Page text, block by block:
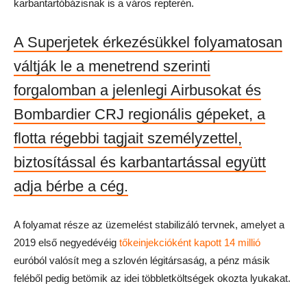
karbantartóbázisnak is a város repterén.
A Superjetek érkezésükkel folyamatosan
váltják le a menetrend szerinti
forgalomban a jelenlegi Airbusokat és
Bombardier CRJ regionális gépeket, a
flotta régebbi tagjait személyzettel,
biztosítással és karbantartással együtt
adja bérbe a cég.
A folyamat része az üzemelést stabilizáló tervnek, amelyet a
2019 első negyedévéig tőkeinjekcióként kapott 14 millió
euróból valósít meg a szlovén légitársaság, a pénz másik
feléből pedig betömik az idei többletköltségek okozta lyukakat.